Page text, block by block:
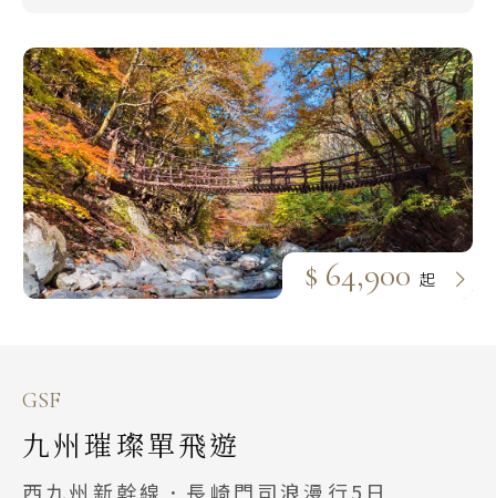
$ 64,900 起
GSF
九州璀璨單飛遊
西九州新幹線．長崎門司浪漫行5日
泰國
清邁 清萊
曼谷 芭達雅 華欣
蘇美島
越南
北越 河內 下龍灣
江南 黃山 江西 山東
四川 稻城 西藏